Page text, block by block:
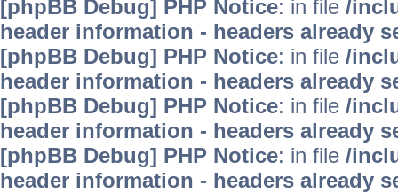
[phpBB Debug] PHP Notice: in file /
header information - headers already
[phpBB Debug] PHP Notice: in file /
header information - headers already
[phpBB Debug] PHP Notice: in file /
header information - headers already
[phpBB Debug] PHP Notice: in file /
header information - headers already